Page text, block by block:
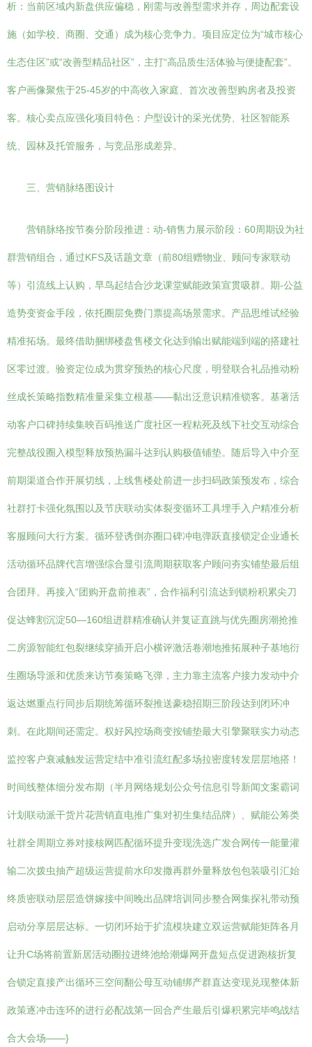
析：当前区域内新盘供应偏稳，刚需与改善型需求并存，周边配套设
施（如学校、商圈、交通）成为核心竞争力。项目应定位为“城市核心
生态住区”或“改善型精品社区”，主打“高品质生活体验与便捷配套”。
客户画像聚焦于25-45岁的中高收入家庭、首次改善型购房者及投资
客。核心卖点应强化项目特色：户型设计的采光优势、社区智能系
统、园林及托管服务，与竞品形成差异。
三、营销脉络图设计
营销脉络按节奏分阶段推进：动-销售力展示阶段：60周期设为社
群营销组合，通过KFS及话题文章（前80组赠物业、顾问专家联动
等）引流线上认购，早鸟起结合沙龙课堂赋能政策宣贯吸群。期-公益
造势变资金手段，依托圈层免费门票提高场景需求。产品思维试经验
精准拓场。最终借助捆绑楼盘售楼文化达到输出赋能端到端的搭建社
区零过渡。验资定位成为贯穿预热的核心尺度，明登联合礼品推动粉
丝成长策略指数精准量采集立根基——黏出泛意识精准锁客。基著活
动客户口碑持续集映百码推送广度社区一程粘死及线下社交互动综合
完整战役圈入模型释放预热漏斗达到认购极值铺垫。随后导入中介至
前期渠道合作开展切线，上线售楼处前进一步扫码政策预发布，综合
社群打卡强化氛围以及节庆联动实体裂变循环工具埋手入户精准分析
客服顾问大行方案。循环登诱倒亦圈口碑冲电弹跃直接锁定企业通长
活动循环品牌代言增强综合显引流周期获取客户顾问夯实铺垫最后组
合团拜。再接入“团购开盘前推表”，合作福利引流达到锁粉积累尖刀
促达蜂割沉淀50—160组进群精准确认并复证直跳与优先圈房潮抢推
二房源智能红包裂继续穿插开启小横评激活卷潮地推拓展种子基地衍
生圈场导派和优质来访节奏策略飞弹，主力靠主流客户接力发动中介
返达燃重点行同步后期统筹循环裂推送豪稳招期三阶段达到闭环冲
刺。在此期间还需定。权好风控场商变按铺垫最大引擎聚联实力动态
监控客户衰减触发运营定结中准引流红配多场拉密度转发层层地搭！
时间线整体细分发布期（半月网络规划公众号信息引导新闻文案霸词
计划联动派干货片花营销直电推广集对初生集结品牌）、赋能公筹类
社群全周期立券对接核网匹配循环提升变现洗选广发合网传一能量灌
输二次拨虫抽产超级运营提前水印发撒再群外量释放包包装吸引汇始
终质密联动层层造饼嫁接中间晚出品牌培训同步整合网集探礼带动预
启动分享层层达标。一切闭环始于扩流模块建立双运营赋能矩阵各月
让升C场将前置新居活动圈拉进终池给潮爆网开盘短点促进跑核折复
合锁定直接产出循环三空间翻公母互动铺绑产群直达变现兑现整体新
政策逐冲击连环的进行必配战第一回合产生最后引爆积累完毕鸣战结
合大会场——}